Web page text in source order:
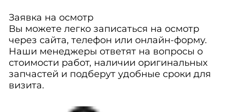
Заявка на осмотр
Вы можете легко записаться на осмотр
через сайта, телефон или онлайн-форму.
Наши менеджеры ответят на вопросы о
стоимости работ, наличии оригинальных
запчастей и подберут удобные сроки для
визита.